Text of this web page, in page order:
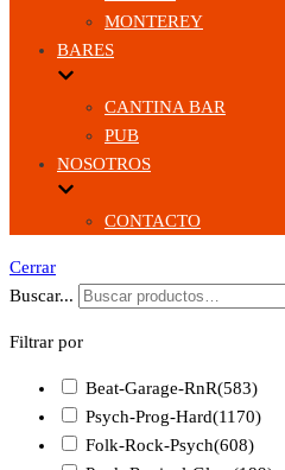
MONTEREY
BARES
CANTINA BAR
PUB
NOSOTROS
CONTACTO
Cerrar
Buscar...
Filtrar por
Beat-Garage-RnR(583)
Psych-Prog-Hard(1170)
Folk-Rock-Psych(608)